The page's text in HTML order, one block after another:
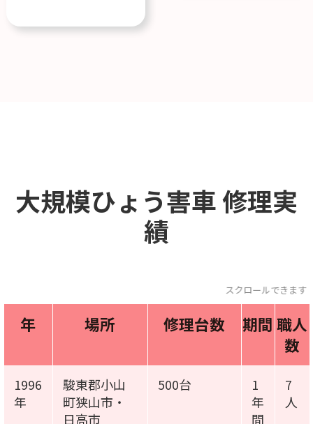
大規模ひょう害車修理実
績
スクロールできます
年 場所 修理台数 期間 職人
数
1996
年
駿東郡小山
町狭山市・
日高市
500台
1
年
間
7
人